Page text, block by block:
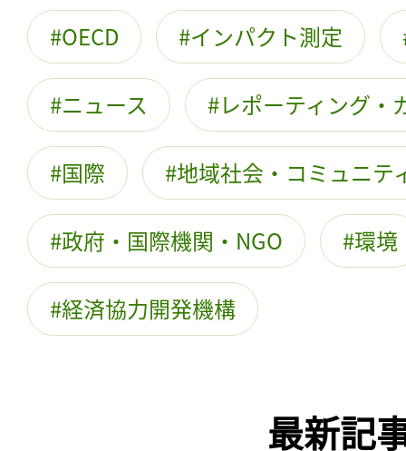
OECD インパクト測定
ニュース レポーティング・
国際 地域社会・コミュニテ
政府・国際機関・NGO 環境
経済協力開発機構
最新記